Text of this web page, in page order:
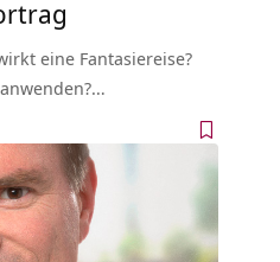
eine Fantasiereise?